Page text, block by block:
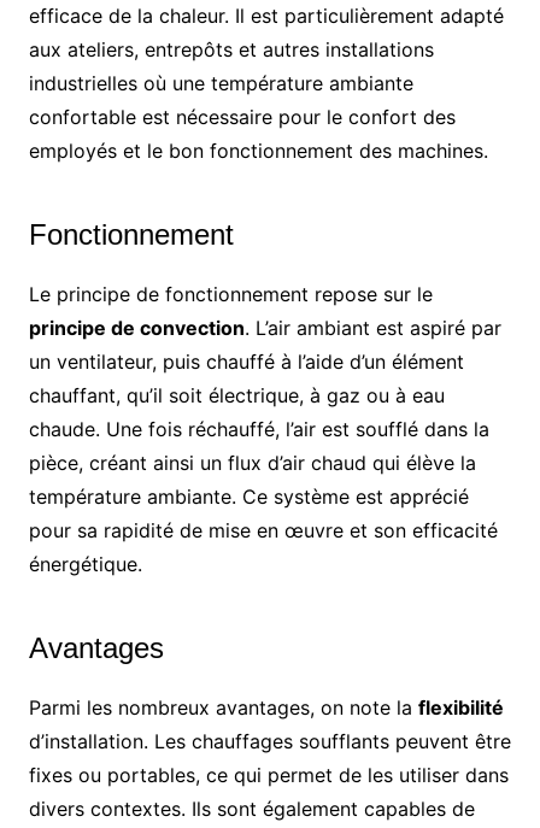
efficace de la chaleur. Il est particulièrement adapté
aux ateliers, entrepôts et autres installations
industrielles où une température ambiante
confortable est nécessaire pour le confort des
employés et le bon fonctionnement des machines.
Fonctionnement
Le principe de fonctionnement repose sur le
principe de convection. L’air ambiant est aspiré par
un ventilateur, puis chauffé à l’aide d’un élément
chauffant, qu’il soit électrique, à gaz ou à eau
chaude. Une fois réchauffé, l’air est soufflé dans la
pièce, créant ainsi un flux d’air chaud qui élève la
température ambiante. Ce système est apprécié
pour sa rapidité de mise en œuvre et son efficacité
énergétique.
Avantages
Parmi les nombreux avantages, on note la flexibilité
d’installation. Les chauffages soufflants peuvent être
fixes ou portables, ce qui permet de les utiliser dans
divers contextes. Ils sont également capables de